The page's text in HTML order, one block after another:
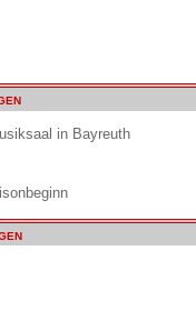
in Bayreuth